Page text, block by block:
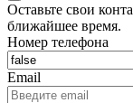
Оставьте свои
ближайшее время.
Номер телефона
Email